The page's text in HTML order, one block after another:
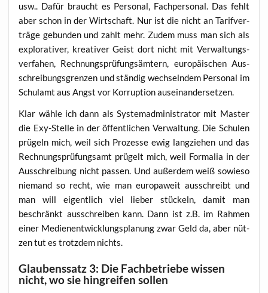
usw.. Dafür braucht es Per­so­nal, Fach­per­so­nal. Das fehlt
aber schon in der Wirt­schaft. Nur ist die nicht an Tarif­ver­
trä­ge gebun­den und zahlt mehr. Zudem muss man sich als
explo­ra­ti­ver, krea­ti­ver Geist dort nicht mit Ver­wal­tungs­
ver­fa­hen, Rech­nungs­prü­fungs­äm­tern, euro­päi­schen Aus­
schrei­bungs­gren­zen und stän­dig wech­seln­dem Per­so­nal im
Schul­amt aus Angst vor Kor­rup­ti­on auseinandersetzen.
Klar wäh­le ich dann als Sys­tem­ad­mi­nis­tra­tor mit Mas­ter
die Exy-Stel­le in der öffent­li­chen Ver­wal­tung. Die Schu­len
prü­geln mich, weil sich Pro­zes­se ewig lang­zie­hen und das
Rech­nungs­prü­fungs­amt prü­gelt mich, weil For­ma­lia in der
Aus­schrei­bung nicht pas­sen. Und außer­dem weiß sowie­so
nie­mand so recht, wie man euro­pa­weit aus­schreibt und
man will eigent­lich viel lie­ber stü­ckeln, damit man
beschränkt aus­schrei­ben kann. Dann ist z.B. im Rah­men
einer Medi­en­ent­wick­lungs­pla­nung zwar Geld da, aber nüt­
zen tut es trotz­dem nichts.
Glaubenssatz 3: Die Fachbetriebe wissen
nicht, wo sie hingreifen sollen